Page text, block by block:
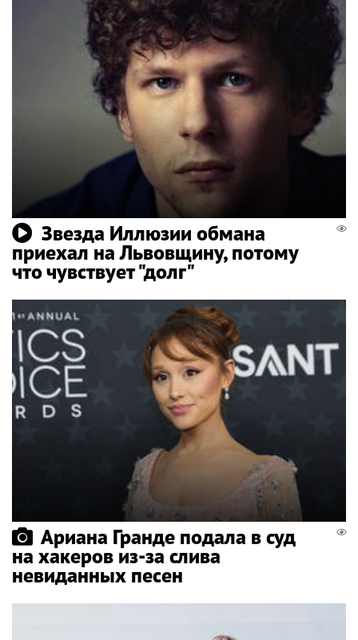
Звезда Иллюзии обмана
приехал на Львовщину, потому
что чувствует "долг"
Ариана Гранде подала в суд
на хакеров из-за слива
невиданных песен